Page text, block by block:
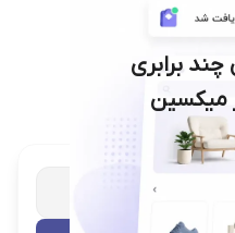
برابری
میکسین
با پشتیبانی اختصاصی